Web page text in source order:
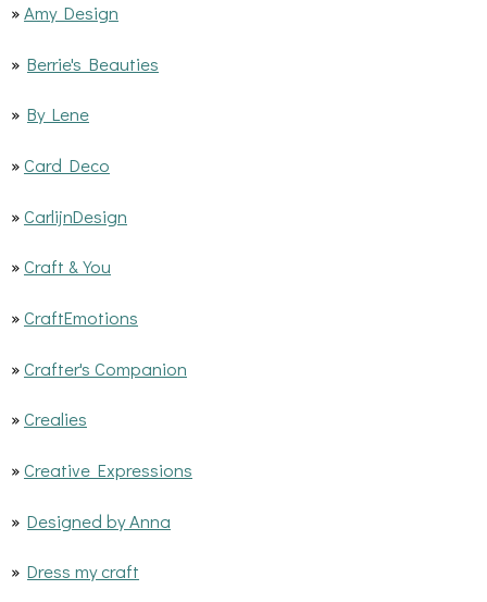
»Amy Design
» Berrie's Beauties
» By Lene
»Card Deco
»CarlijnDesign
»Craft & You
»CraftEmotions
»Crafter's Companion
»Crealies
»Creative Expressions
» Designed by Anna
» Dress my craft